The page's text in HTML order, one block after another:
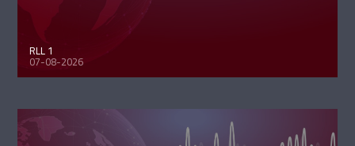
RLL 1
07-08-2026